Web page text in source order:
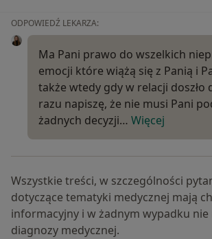
ODPOWIEDŹ LEKARZA:
Ma Pani prawo do wszelkich
emocji które wiążą się z Panią i
także wtedy gdy w relacji doszło
razu napiszę, że nie musi Pani
żadnych decyzji… Więcej
Wszystkie treści, w szczególności
dotyczące tematyki medycznej mają
informacyjny i w żadnym wypadku nie
diagnozy medycznej.